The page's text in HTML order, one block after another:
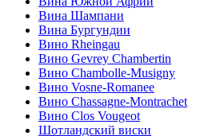
Вина Шампани
Вина Бургундии
Вино Rheingau
Вино Gevrey Chambertin
Вино Chambolle-Musigny
Вино Vosne-Romanee
Вино Chassagne-Montrachet
Вино Clos Vougeot
Шотландский виски